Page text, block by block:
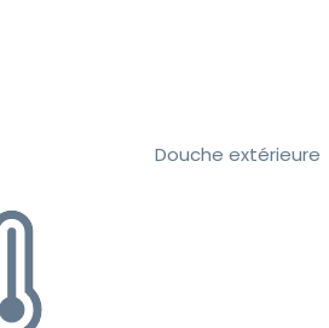
Douche extérieure